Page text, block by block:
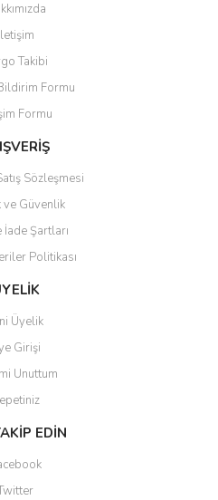
Yaz
görüntülenemiyor.
bulunuyor.
pahalı.
olmalı.
Takibi
Formu
Formu
Sözleşmesi
ve Güvenlik
Şartları
Politikası
Üyelik
Girişi
Unuttum
EDİN